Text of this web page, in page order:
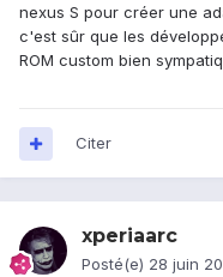
nexus S pour créer une
c'est sûr que les
ROM custom bien
Citer
xperiaarc
Posté(e) 28 juin